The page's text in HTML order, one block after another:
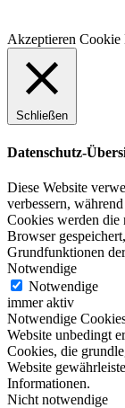
Akzeptieren Cookie
Schließen
Datenschutz-
Diese Website
verbessern,
Cookies werden die
Browser
Grundfunktionen
Notwendige
Notwendige
immer aktiv
Notwendige
Website unbedingt
Cookies, die
Website
Informationen.
Nicht notwendige